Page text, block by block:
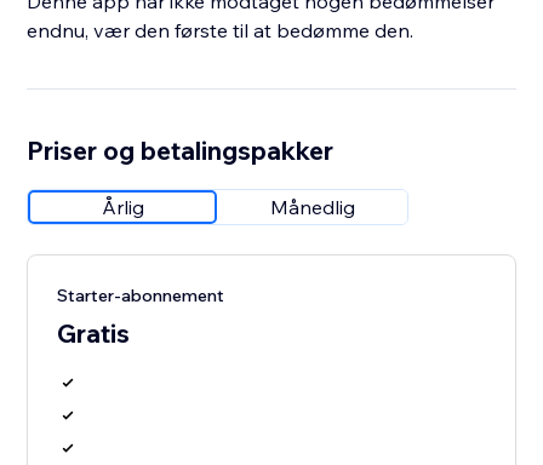
endnu, vær den første til at bedømme den.
Priser og betalingspakker
Årlig Månedlig
Starter-abonnement
Gratis